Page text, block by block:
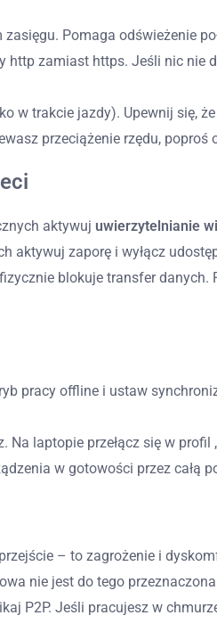
Pomaga odświeżenie
zamiast https. Jeśli nic nie
w trakcie jazdy). Upewnij się,
przeciążenie rzędu, poproś
aktywuj uwierzytelnianie
aktywuj zaporę i wyłącz
blokuje transfer
pracy offline i ustaw
laptopie przełącz się w profil
w gotowości przez całą
– to zagrożenie i
nie jest do tego
P2P. Jeśli pracujesz w